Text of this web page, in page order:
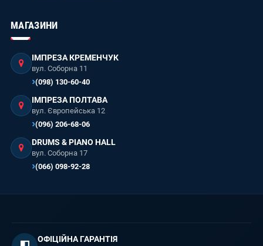
МАГАЗИНИ
ІМПРЕЗА КРЕМЕНЧУК
вул. Соборна 11
(098) 130-60-40
ІМПРЕЗА ПОЛТАВА
вул. Європейська 12
(096) 206-68-06
DRUMS & PIANO HALL
вул. Соборна 17
(066) 098-92-28
ОФІЦІЙНА ГАРАНТІЯ